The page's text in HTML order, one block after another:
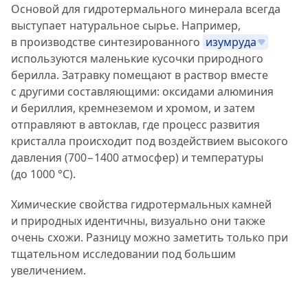
Основой для гидротермального минерала всегда
выступает натуральное сырье. Например,
в производстве синтезированного изумруда
используются маленькие кусочки природного
берилла. Затравку помещают в раствор вместе
с другими составляющими: оксидами алюминия
и бериллия, кремнеземом и хромом, и затем
отправляют в автоклав, где процесс развития
кристалла происходит под воздействием высокого
давления (700−1400 атмосфер) и температуры
(до 1000 °C).
Химические свойства гидротермальных камней
и природных идентичны, визуально они также
очень схожи. Разницу можно заметить только при
тщательном исследовании под большим
увеличением.